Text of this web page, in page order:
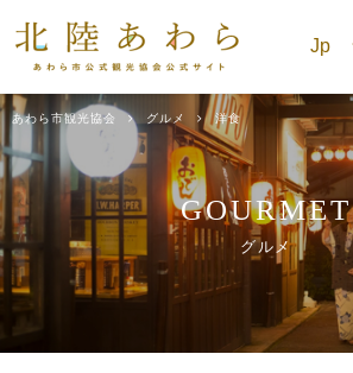
あわら市観光協会 グルメ 洋食
GOURMET
グルメ